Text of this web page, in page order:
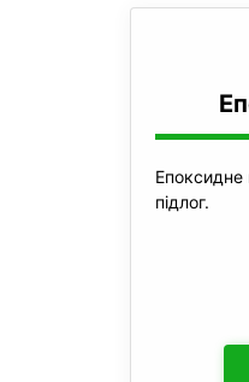
Епоксидне
підлог.